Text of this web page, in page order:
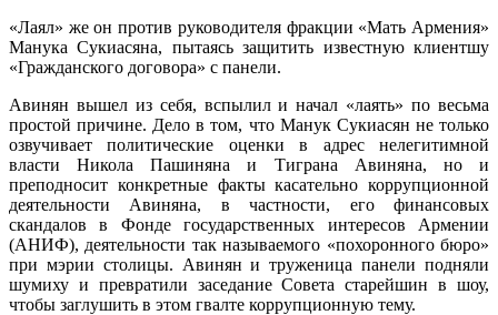
«Лаял» же он против руководителя фракции «Мать Армения»
Манука Сукиасяна, пытаясь защитить известную клиентшу
«Гражданского договора» с панели.
Авинян вышел из себя, вспылил и начал «лаять» по весьма
простой причине. Дело в том, что Манук Сукиасян не только
озвучивает политические оценки в адрес нелегитимной
власти Никола Пашиняна и Тиграна Авиняна, но и
преподносит конкретные факты касательно коррупционной
деятельности Авиняна, в частности, его финансовых
скандалов в Фонде государственных интересов Армении
(АНИФ), деятельности так называемого «похоронного бюро»
при мэрии столицы. Авинян и труженица панели подняли
шумиху и превратили заседание Совета старейшин в шоу,
чтобы заглушить в этом гвалте коррупционную тему.